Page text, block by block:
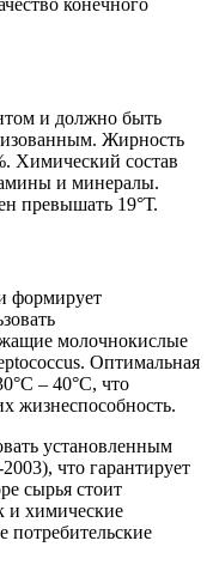
и должно быть
Жирность
Химический состав
и минералы.
превышать 19°Т.
формирует
молочнокислые
Оптимальная
– 40°С, что
жизнеспособность.
установленным
что гарантирует
сырья стоит
и химические
потребительские